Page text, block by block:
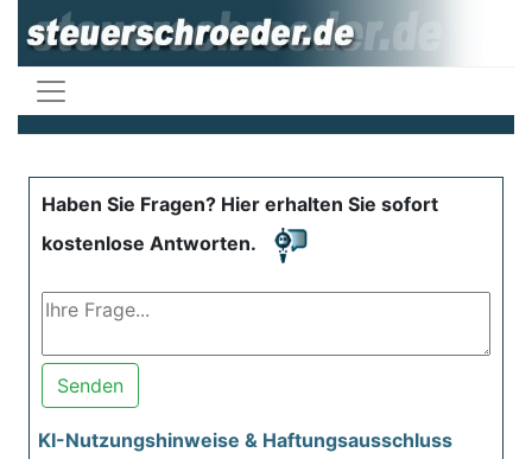
Haben Sie Fragen? Hier erhalten Sie sofort
kostenlose Antworten.
Senden
KI-Nutzungshinweise & Haftungsausschluss